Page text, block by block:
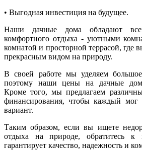
• Выгодная инвестиция на будущее.
Наши дачные дома обладают
комфортного отдыха - уютными
комнатой и просторной террасой, где
прекрасным видом на природу.
В своей работе мы уделяем
поэтому наши цены на дачные
Кроме того, мы предлагаем
финансирования, чтобы каждый мог
вариант.
Таким образом, если вы ищете
отдыха на природе, обратитесь
гарантирует качество, надежность и